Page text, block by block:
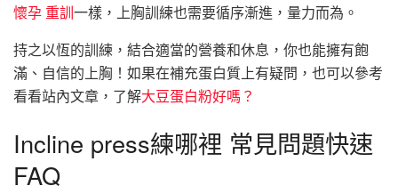
懷孕 重訓一樣，上胸訓練也需要循序漸進，量力而為。
持之以恆的訓練，結合適當的營養和休息，你也能擁有飽
滿、自信的上胸！如果在補充蛋白質上有疑問，也可以參考
看看站內文章，了解大豆蛋白粉好嗎？
Incline press練哪裡 常見問題快速
FAQ